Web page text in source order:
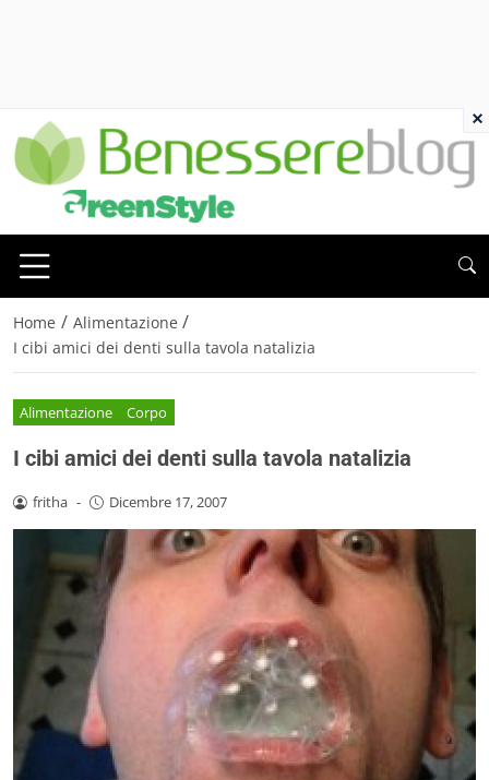
Home / Alimentazione /
I cibi amici dei denti sulla tavola natalizia
Alimentazione Corpo
I cibi amici dei denti sulla tavola natalizia
fritha - Dicembre 17, 2007
×